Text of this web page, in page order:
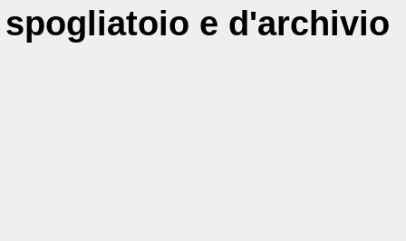
spogliatoio e d'archivio